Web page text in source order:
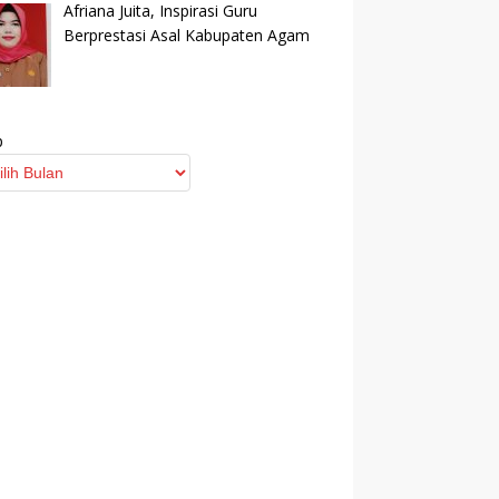
Afriana Juita, Inspirasi Guru
Berprestasi Asal Kabupaten Agam